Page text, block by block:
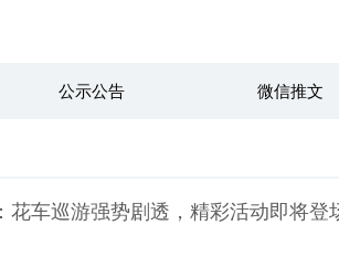
公示公告 微信推文
花车巡游强势剧透，精彩活动即将登